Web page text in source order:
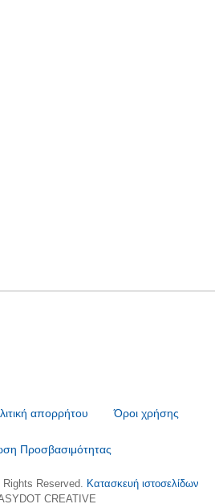
απορρήτου Όροι χρήσης
Προσβασιμότητας
Reserved. Κατασκευή ιστοσελίδων
CREATIVE